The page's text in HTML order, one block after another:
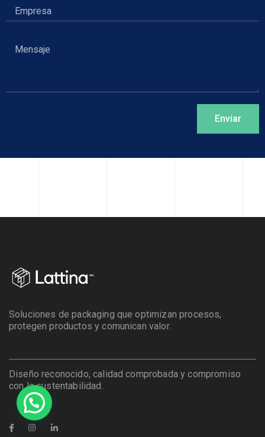
Soluciones de packaging que optimizan procesos,
protegen productos y comunican valor.
Diseño reconocido, calidad comprobada y compromiso
con la sustentabilidad.